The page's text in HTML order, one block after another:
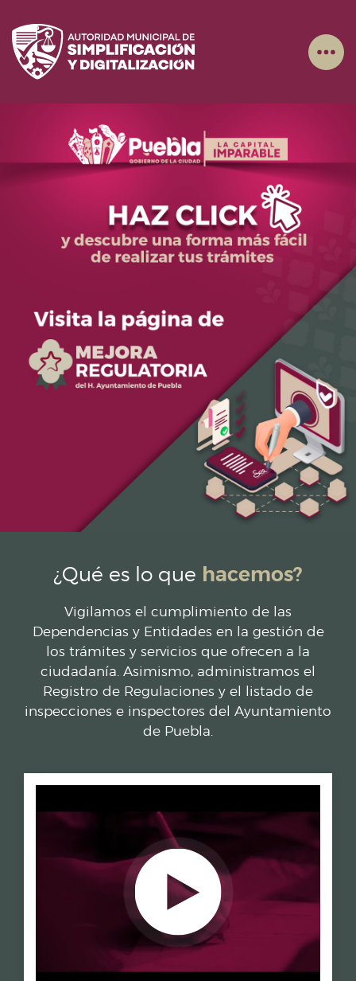
¿Qué es lo que hacemos?
Vigilamos el cumplimiento de las
Dependencias y Entidades en la gestión de
los trámites y servicios que ofrecen a la
ciudadanía. Asimismo, administramos el
Registro de Regulaciones y el listado de
inspecciones e inspectores del Ayuntamiento
de Puebla.